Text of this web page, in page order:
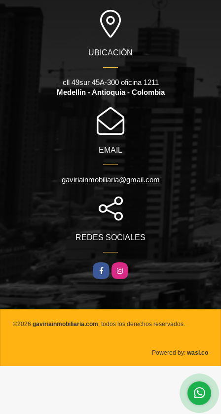
UBICACIÓN
cll 49sur 45A-300 oficina 1211
Medellín - Antioquia - Colombia
EMAIL
gaviriainmobiliaria@gmail.com
REDES SOCIALES
FacebookInstagram
©2026 gaviriainmobiliaria.com, todos los derechos reservados.
Powered by: wasi.co